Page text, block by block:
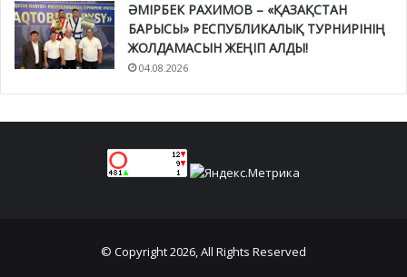
ӘМІРБЕК РАХИМОВ – «ҚАЗАҚСТАН
БАРЫСЫ» РЕСПУБЛИКАЛЫҚ ТУРНИРІНІҢ
ЖОЛДАМАСЫН ЖЕҢІП АЛДЫ!
04.08.2026
© Copyright 2026, All Rights Reserved